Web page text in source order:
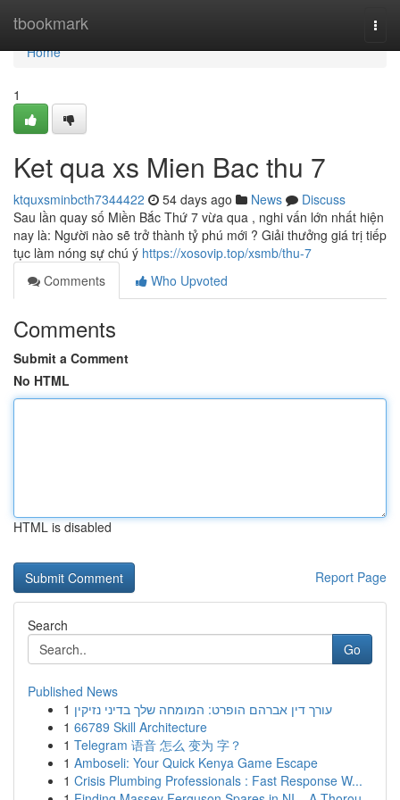
tbookmark
Home
Home
1
Ket qua xs Mien Bac thu 7
ktquxsminbcth7344422 54 days ago News
Discuss
Sau lần quay số Miền Bắc Thứ 7 vừa qua , nghi vấn lớn nhất hiện
nay là: Người nào sẽ trở thành tỷ phú mới ? Giải thưởng giá trị tiếp
tục làm nóng sự chú ý https://xosovip.top/xsmb/thu-7
Comments
Who Upvoted
Comments
Submit a Comment
No HTML
HTML is disabled
Report Page
Search
Go
Published News
1 עורך דין אברהם הופרט: המומחה שלך בדיני נזיקין
1 66789 Skill Architecture
1 Telegram 语音 怎么 变为 字？
1 Amboseli: Your Quick Kenya Game Escape
1 Crisis Plumbing Professionals : Fast Response W...